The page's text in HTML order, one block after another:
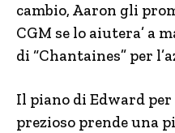
cambio, Aaron gli
CGM se lo aiutera’ a
di “Chantaines” per
Il piano di Edward
prezioso prende una